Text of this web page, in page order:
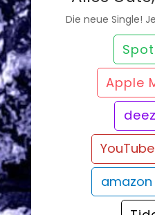
Die neue Single!
Apple